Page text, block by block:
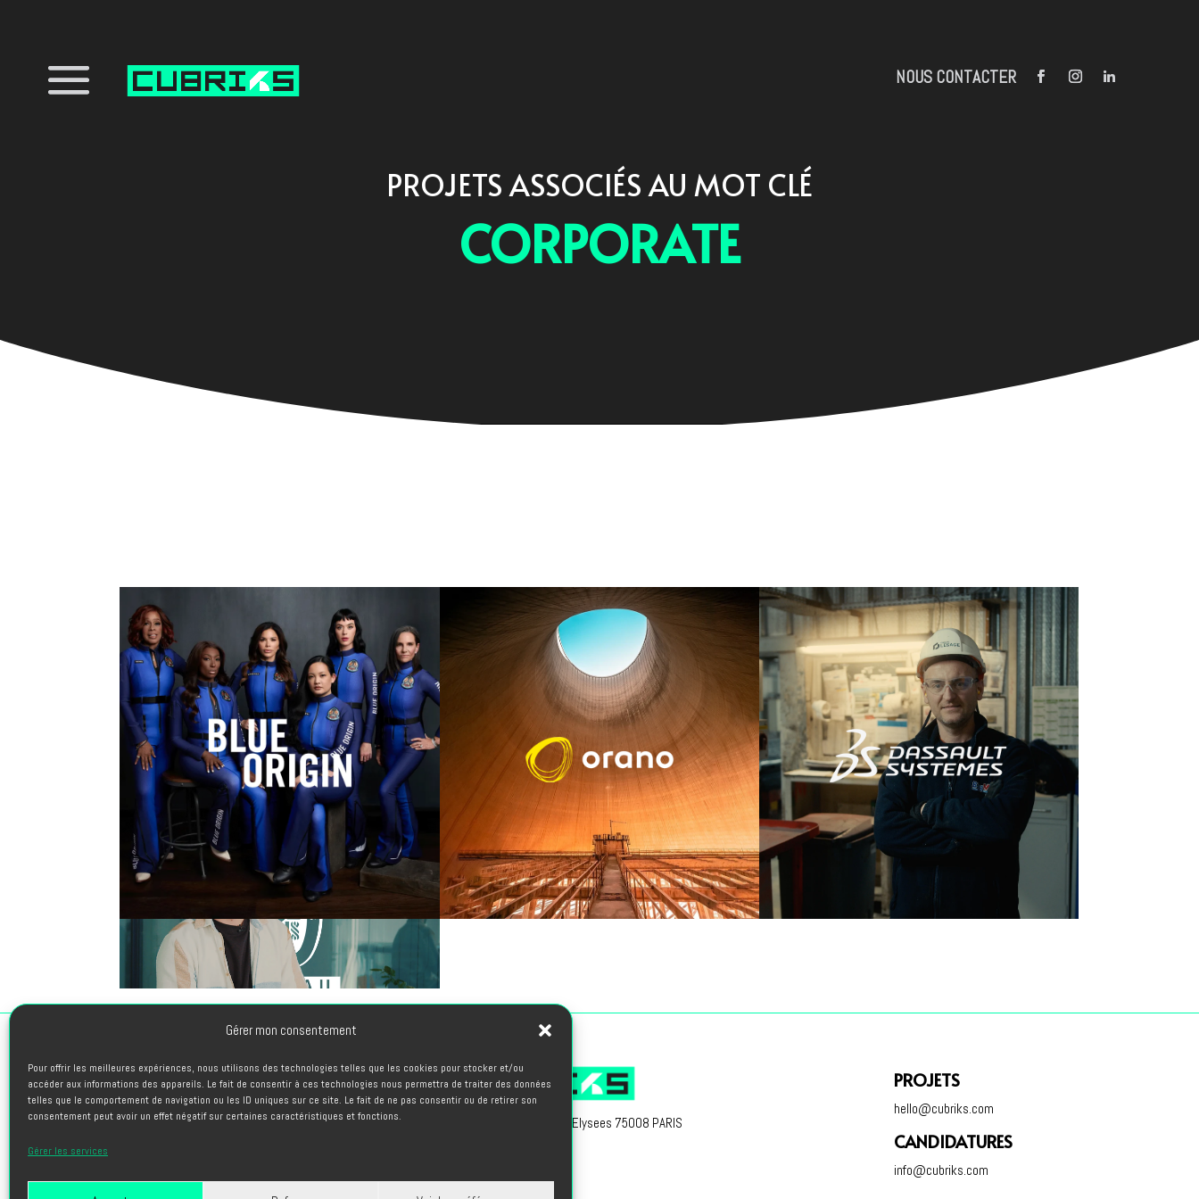
Gérer mon consentement
Pour offrir les meilleures expériences, nous utilisons des technologies telles que les cookies pour stocker et/ou
accéder aux informations des appareils. Le fait de consentir à ces technologies nous permettra de traiter des données
telles que le comportement de navigation ou les ID uniques sur ce site. Le fait de ne pas consentir ou de retirer son
consentement peut avoir un effet négatif sur certaines caractéristiques et fonctions.
Gérer les services
NOUS CONTACTER
PROJETS ASSOCIÉS AU MOT CLÉ
CORPORATE
PROJETS
L’AGENCE
BLOG
66, avenue des Champs Elysees 75008 PARIS
PROJETS
hello@cubriks.com
CANDIDATURES
info@cubriks.com